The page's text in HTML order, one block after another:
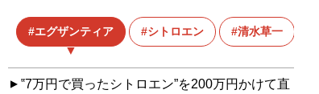
エグザンティア シトロエン 清水草一
‟7万円で買ったシトロエン”を200万円かけて直